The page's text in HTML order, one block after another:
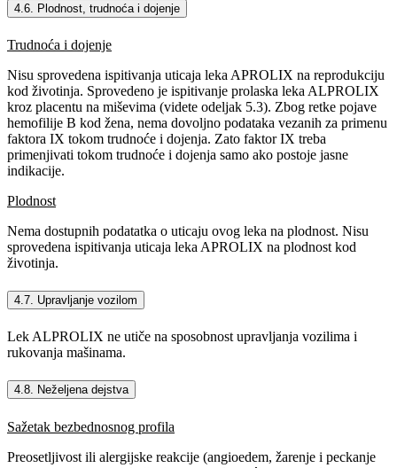
4.6. Plodnost, trudnoća i dojenje
Trudnoća i dojenje
Nisu sprovedena ispitivanja uticaja leka APROLIX na reprodukciju
kod životinja. Sprovedeno je ispitivanje prolaska leka ALPROLIX
kroz placentu na miševima (videte odeljak 5.3). Zbog retke pojave
hemofilije B kod žena, nema dovoljno podataka vezanih za primenu
faktora IX tokom trudnoće i dojenja. Zato faktor IX treba
primenjivati tokom trudnoće i dojenja samo ako postoje jasne
indikacije.
Plodnost
Nema dostupnih podatatka o uticaju ovog leka na plodnost. Nisu
sprovedena ispitivanja uticaja leka APROLIX na plodnost kod
životinja.
4.7. Upravljanje vozilom
Lek ALPROLIX ne utiče na sposobnost upravljanja vozilima i
rukovanja mašinama.
4.8. Neželjena dejstva
Sažetak bezbednosnog profila
Preosetljivost ili alergijske reakcije (angioedem, žarenje i peckanje